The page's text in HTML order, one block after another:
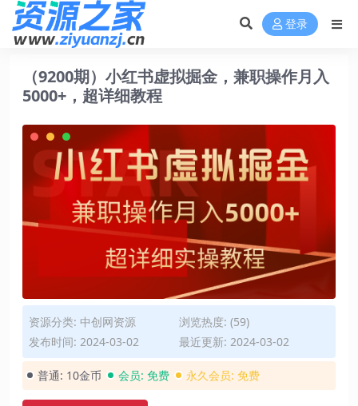
登录
（9200期）小红书虚拟掘金，兼职操作月入
5000+，超详细教程
资源分类: 中创网资源
浏览热度: (59)
发布时间: 2024-03-02
最近更新: 2024-03-02
普通: 10金币 会员: 免费 永久会员: 免费